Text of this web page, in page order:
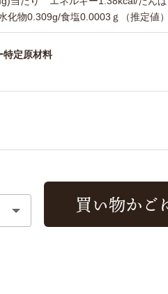
化物0.309g/食塩0.0003ｇ（推定値）
特定原材料